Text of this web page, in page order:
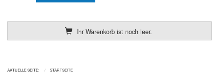
Ihr Warenkorb ist noch leer.
AKTUELLE SEITE: STARTSEITE